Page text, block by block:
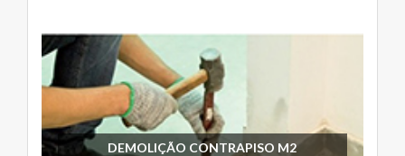
DEMOLIÇÃO CONTRAPISO M2